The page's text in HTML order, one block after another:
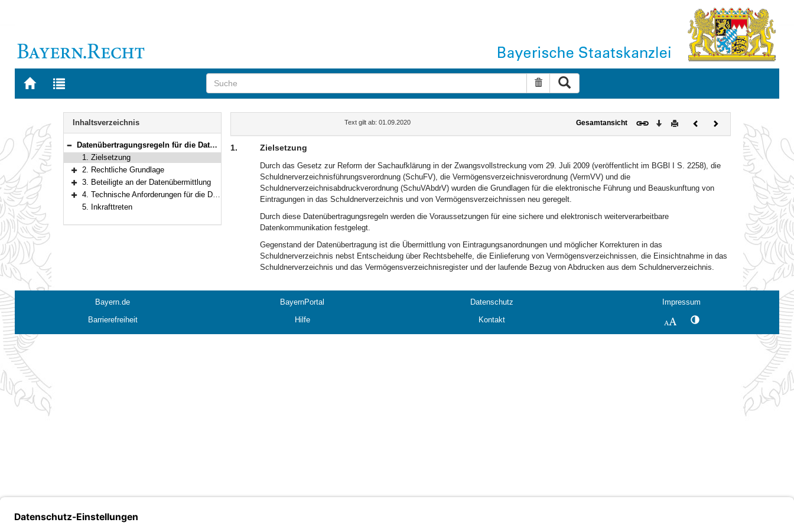
Zur
BAYERN.RECHT
Zur
letzten
Suche zurücksetzen
Navigation
Inhaltsverzeichnis
Bereich reduzieren
Datenübertragungsregeln für die Datenübermittlung zu dem und aus dem bei dem bayerischen Zentralen Vollstreckungsgericht geführten Schuldnerverzeichnis und Vermögensverzeichnisregister
1. Zielsetzung
Bereich erweitern
2. Rechtliche Grundlage
Bereich erweitern
3. Beteiligte an der Datenübermittlung
Bereich erweitern
4. Technische Anforderungen für die Datenübertragung
5. Inkrafttreten
Text gilt ab: 01.09.2020 Gesamtansicht Download
DruckenVorherigesNächstes
Dokument
1. Zielsetzung
Durch das Gesetz zur Reform der Sachaufklärung in der Zwangsvollstreckung vom 29. Juli 2009 (veröffentlicht im BGBl I S. 2258), die
Schuldnerverzeichnisführungsverordnung (SchuFV), die Vermögensverzeichnisverordnung (VermVV) und die
Schuldnerverzeichnisabdruckverordnung (SchuVAbdrV) wurden die Grundlagen für die elektronische Führung und Beauskunftung von
Eintragungen in das Schuldnerverzeichnis und von Vermögensverzeichnissen neu geregelt.
Durch diese Datenübertragungsregeln werden die Voraussetzungen für eine sichere und elektronisch weiterverarbeitbare
Datenkommunikation festgelegt.
Gegenstand der Datenübertragung ist die Übermittlung von Eintragungsanordnungen und möglicher Korrekturen in das
Schuldnerverzeichnis nebst Entscheidung über Rechtsbehelfe, die Einlieferung von Vermögensverzeichnissen, die Einsichtnahme in das
Schuldnerverzeichnis und das Vermögensverzeichnisregister und der laufende Bezug von Abdrucken aus dem Schuldnerverzeichnis.
Bayern.de BayernPortal Datenschutz
Impressum
Barrierefreiheit
Hilfe Kontakt SchriftgrößeKontrastwechsel